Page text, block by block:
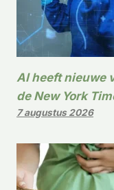
AI heeft nieuwe
de New York
7 augustus 2026